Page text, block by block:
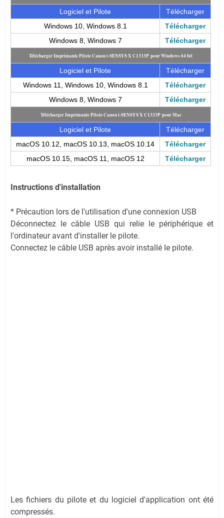
Logiciel et Pilote
Télécharger
Windows 10, Windows 8.1
Télécharger
Windows 8, Windows 7
Télécharger
Télécharger Imprimante Pilote Canon i-SENSYS X C1333P pour Windows 64 bit
Logiciel et Pilote
Télécharger
Windows 11, Windows 10, Windows 8.1
Télécharger
Windows 8, Windows 7
Télécharger
Télécharger Imprimante Pilote Canon i-SENSYS X C1333P pour Mac
Logiciel et Pilote
Télécharger
macOS 10.12, macOS 10.13, macOS 10.14
Télécharger
macOS 10.15, macOS 11, macOS 12
Télécharger
Instructions d'installation
* Précaution lors de l'utilisation d'une connexion USB
Déconnectez le câble USB qui relie le périphérique et
l'ordinateur avant d'installer le pilote.
Connectez le câble USB après avoir installé le pilote.
Les fichiers du pilote et du logiciel d'application ont été
compressés.